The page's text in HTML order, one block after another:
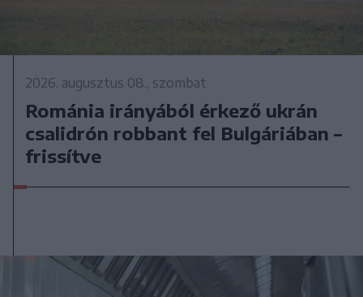
2026. augusztus 08., szombat
Románia irányából érkező ukrán
csalidrón robbant fel Bulgáriában –
frissítve